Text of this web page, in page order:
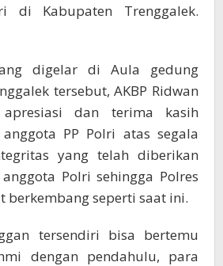
di Kabupaten Trenggalek.
digelar di Aula gedung
tersebut, AKBP Ridwan
apresiasi dan terima kasih
PP Polri atas segala
yang telah diberikan
Polri sehingga Polres
berkembang seperti saat ini.
tersendiri bisa bertemu
dengan pendahulu, para